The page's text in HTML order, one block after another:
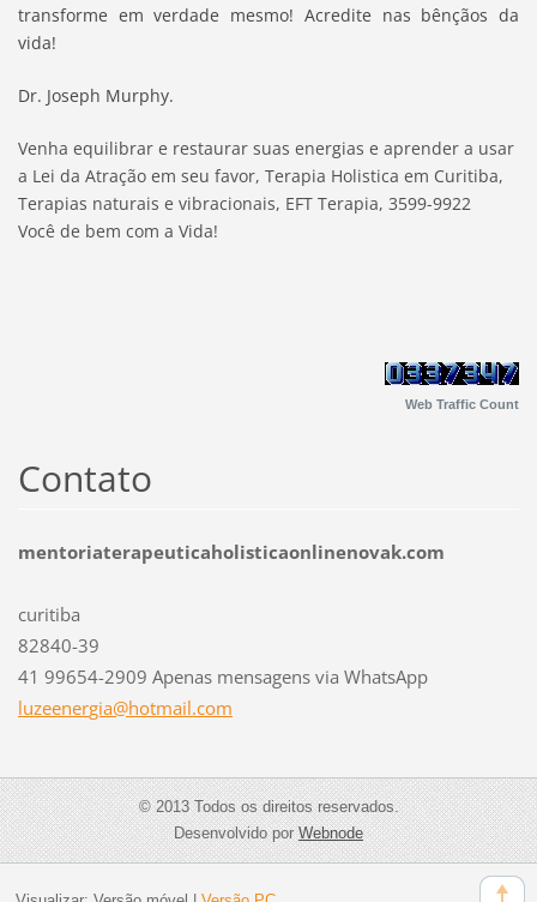
transforme em verdade mesmo! Acredite nas bênçãos da
vida!
Dr. Joseph Murphy.
Venha equilibrar e restaurar suas energias e aprender a usar
a Lei da Atração em seu favor, Terapia Holistica em Curitiba,
Terapias naturais e vibracionais, EFT Terapia, 3599-9922
Você de bem com a Vida!
Web Traffic Count
Contato
mentoriaterapeuticaholisticaonlinenovak.com
curitiba
82840-39
41 99654-2909 Apenas mensagens via WhatsApp
luzeenergia@hotmail.com
© 2013 Todos os direitos reservados.
Desenvolvido porWebnode